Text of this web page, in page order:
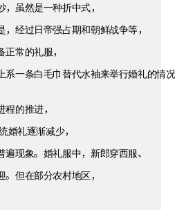
虽然是一种折中式，
经过日帝强占期和朝鲜战争等，
常的礼服，
系一条白毛巾替代水袖来举行婚礼的情
的推进，
婚礼逐渐减少，
现象。婚礼服中，新郎穿西服、
但在部分农村地区，